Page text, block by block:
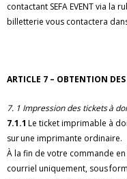
contactant SEFA EVENT via la
billetterie vous contactera
ARTICLE 7 – OBTENTION
7. 1 Impression des tickets à
7.1.1 Le ticket imprimable à
sur une imprimante ordinaire.
À la fin de votre commande
courriel uniquement, sous